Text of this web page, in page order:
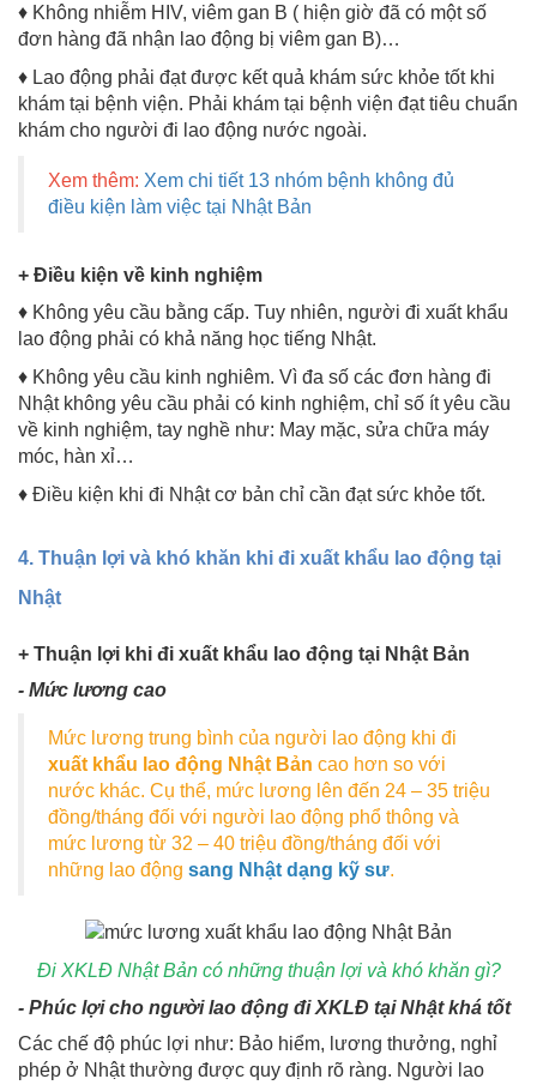
♦ Không nhiễm HIV, viêm gan B ( hiện giờ đã có một số
đơn hàng đã nhận lao động bị viêm gan B)…
♦ Lao động phải đạt được kết quả khám sức khỏe tốt khi
khám tại bệnh viện. Phải khám tại bệnh viện đạt tiêu chuẩn
khám cho người đi lao động nước ngoài.
Xem thêm: Xem chi tiết 13 nhóm bệnh không đủ
điều kiện làm việc tại Nhật Bản
+ Điều kiện về kinh nghiệm
♦ Không yêu cầu bằng cấp. Tuy nhiên, người đi xuất khẩu
lao động phải có khả năng học tiếng Nhật.
♦ Không yêu cầu kinh nghiêm. Vì đa số các đơn hàng đi
Nhật không yêu cầu phải có kinh nghiệm, chỉ số ít yêu cầu
về kinh nghiệm, tay nghề như: May mặc, sửa chữa máy
móc, hàn xỉ…
♦ Điều kiện khi đi Nhật cơ bản chỉ cần đạt sức khỏe tốt.
4. Thuận lợi và khó khăn khi đi xuất khẩu lao động tại
Nhật
+ Thuận lợi khi đi xuất khẩu lao động tại Nhật Bản
- Mức lương cao
Mức lương trung bình của người lao động khi đi
xuất khẩu lao động Nhật Bản cao hơn so với
nước khác. Cụ thể, mức lương lên đến 24 – 35 triệu
đồng/tháng đối với người lao động phổ thông và
mức lương từ 32 – 40 triệu đồng/tháng đối với
những lao động sang Nhật dạng kỹ sư.
Đi XKLĐ Nhật Bản có những thuận lợi và khó khăn gì?
- Phúc lợi cho người lao động đi XKLĐ tại Nhật khá tốt
Các chế độ phúc lợi như: Bảo hiểm, lương thưởng, nghỉ
phép ở Nhật thường được quy định rõ ràng. Người lao